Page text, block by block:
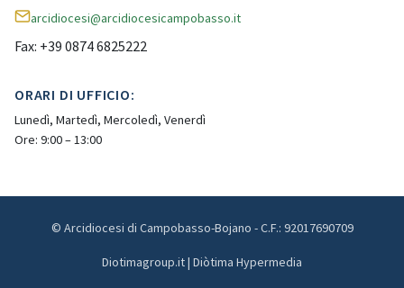
arcidiocesi@arcidiocesicampobasso.it
Fax: +39 0874 6825222
ORARI DI UFFICIO:
Lunedì, Martedì, Mercoledì, Venerdì
Ore: 9:00 – 13:00
© Arcidiocesi di Campobasso-Bojano - C.F.: 92017690709
Diotimagroup.it | Diòtima Hypermedia